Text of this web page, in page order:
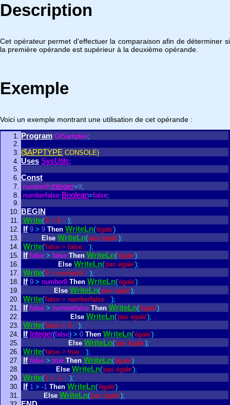
Description
Cet opérateur permet d'effectuer la comparaison afin de déterminer si
la première opérande est supérieur à la deuxième opérande.
Exemple
Voici un exemple montrant une utilisation de cet opérande :
Program GtSamples;
{$APPTYPE CONSOLE}
Uses SysUtils;
Const
number9:Integer=9;
numberfalse:Boolean=false;
BEGIN
Write('9 > 9 : ');
If 9 > 9 Then WriteLn('égale')
Else WriteLn('pas égale');
Write('false > false : ');
If false > false Then WriteLn('égale')
Else WriteLn('pas égale');
Write('9 > number9 : ');
If 9 > number9 Then WriteLn('égale')
Else WriteLn('pas égale');
Write('false > numberfalse : ');
If false > numberfalse Then WriteLn('égale')
Else WriteLn('pas égale');
Write('false > 0 : ');
If Integer(false) > 0 Then WriteLn('égale')
Else WriteLn('pas égale');
Write('false > true : ');
If false > true Then WriteLn('égale')
Else WriteLn('pas égale');
Write('1 > -1 : ');
If 1 > -1 Then WriteLn('égale')
Else WriteLn('pas égale');